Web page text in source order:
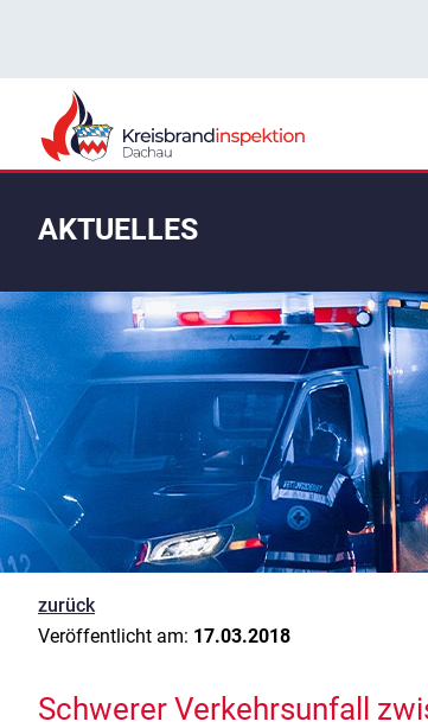
AKTUELLES
zurück
Veröffentlicht am: 17.03.2018
Schwerer Verkehrsunfall